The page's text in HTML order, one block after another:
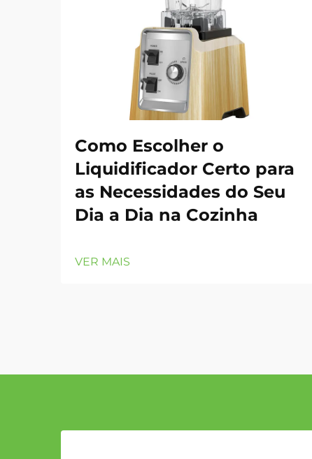
Como Escolher o
Liquidificador Certo para
as Necessidades do Seu
Dia a Dia na Cozinha
VER MAIS